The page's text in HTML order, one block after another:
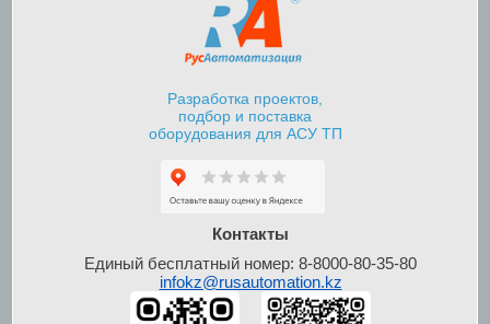
Шкафы контроля и
Разработка проектов,
подбор и поставка
оборудования для АСУ ТП
Контакты
Единый бесплатный номер: 8-8000-80-35-80
infokz@rusautomation.kz